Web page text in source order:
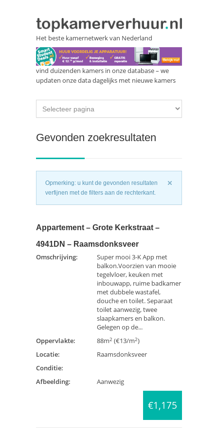
Het beste kamernetwerk van Nederland
vind duizenden kamers in onze database – we
updaten onze data dagelijks met nieuwe kamers
Gevonden zoekresultaten
Opmerking: u kunt de gevonden resultaten
verfijnen met de filters aan de rechterkant.
Appartement – Grote Kerkstraat –
4941DN – Raamsdonksveer
Omschrijving:
Super mooi 3-K App met
balkon.Voorzien van mooie
tegelvloer, keuken met
inbouwapp, ruime badkamer
met dubbele wastafel,
douche en toilet. Separaat
toilet aanwezig, twee
slaapkamers en balkon.
Gelegen op de...
Oppervlakte:
88m2 (€13/m2)
Locatie:
Raamsdonksveer
Conditie:
Afbeelding:
Aanwezig
€1,175